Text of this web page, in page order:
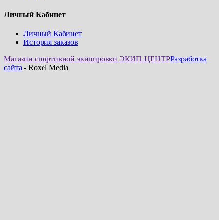
Личный Кабинет
Личный Кабинет
История заказов
Магазин спортивной экипировки ЭКИП-ЦЕНТРРазработка
сайта - Roxel Media